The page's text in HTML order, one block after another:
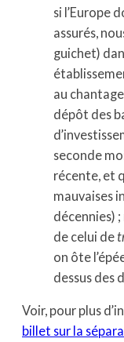
si l’Europe
assurés,
guichet)
au
dépôt des
seconde
récente, et
mauvaises
décennies)
de celui de
on ôte
dessus des
Voir, pour plus
billet sur la